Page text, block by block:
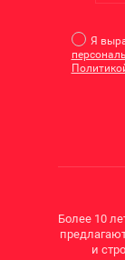
Я
Более 10
и